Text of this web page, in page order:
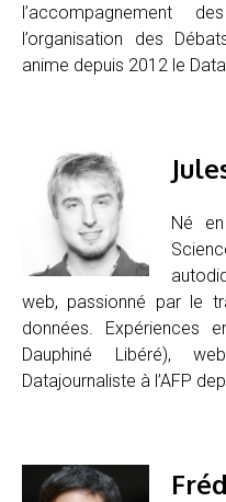
l’accompagnement
l’organisation des
anime depuis 2012 le
Né
web, passionné par le
données. Expériences
Dauphiné Libéré),
Datajournaliste à l’AFP